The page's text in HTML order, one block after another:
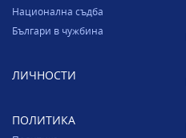
Национална съдба
Българи в чужбина
ЛИЧНОСТИ
ПОЛИТИКА